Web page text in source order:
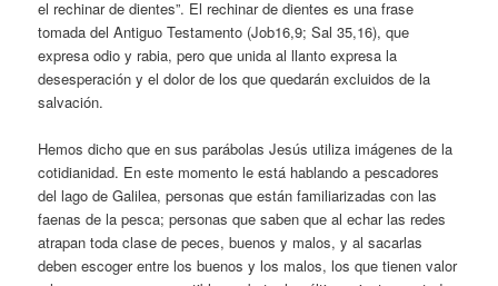
el rechinar de dientes”. El rechinar de dientes es una frase
tomada del Antiguo Testamento (Job16,9; Sal 35,16), que
expresa odio y rabia, pero que unida al llanto expresa la
desesperación y el dolor de los que quedarán excluidos de la
salvación.
Hemos dicho que en sus parábolas Jesús utiliza imágenes de la
cotidianidad. En este momento le está hablando a pescadores
del lago de Galilea, personas que están familiarizadas con las
faenas de la pesca; personas que saben que al echar las redes
atrapan toda clase de peces, buenos y malos, y al sacarlas
deben escoger entre los buenos y los malos, los que tienen valor